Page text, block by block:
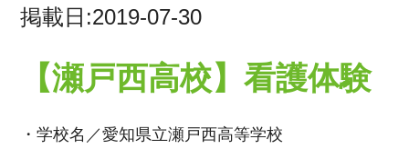
掲載日:2019-07-30
【瀬戸西高校】看護体験
・学校名／愛知県立瀬戸西高等学校